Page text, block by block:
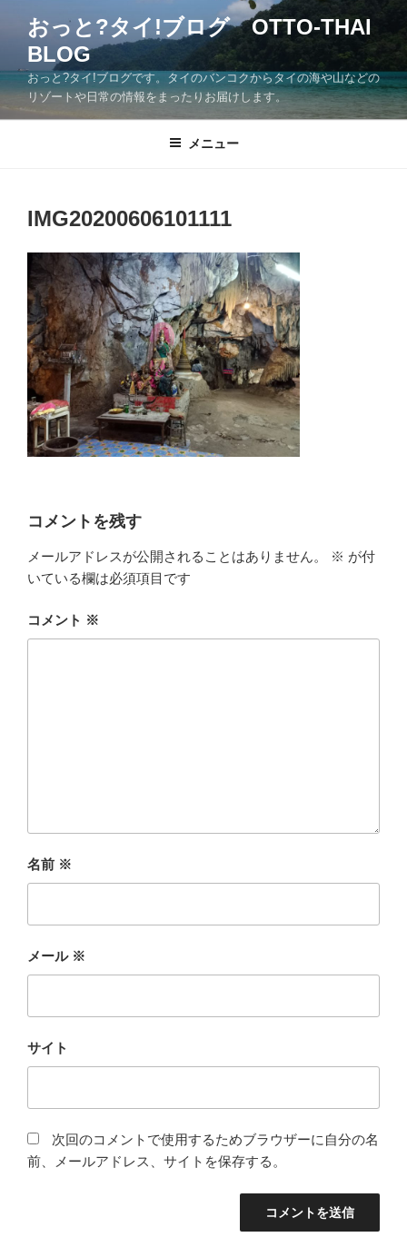
ン
ツ
へ
おっと?タイ!ブログ OTTO-THAI
BLOG
おっと?タイ!ブログです。タイのバンコクからタイの海や山などの
リゾートや日常の情報をまったりお届けします。
メニュー
IMG20200606101111
コメントを残す
メールアドレスが公開されることはありません。 ※ が付
いている欄は必須項目です
コメント ※
名前 ※
メール ※
サイト
次回のコメントで使用するためブラウザーに自分の名
前、メールアドレス、サイトを保存する。